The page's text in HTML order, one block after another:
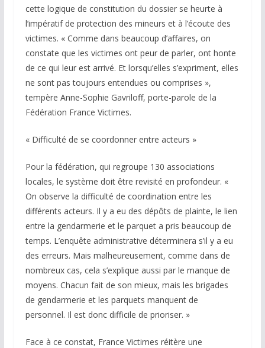
cette logique de constitution du dossier se heurte à
l’impératif de protection des mineurs et à l’écoute des
victimes. « Comme dans beaucoup d’affaires, on
constate que les victimes ont peur de parler, ont honte
de ce qui leur est arrivé. Et lorsqu’elles s’expriment, elles
ne sont pas toujours entendues ou comprises »,
tempère Anne-Sophie Gavriloff, porte-parole de la
Fédération France Victimes.
« Difficulté de se coordonner entre acteurs »
Pour la fédération, qui regroupe 130 associations
locales, le système doit être revisité en profondeur. «
On observe la difficulté de coordination entre les
différents acteurs. Il y a eu des dépôts de plainte, le lien
entre la gendarmerie et le parquet a pris beaucoup de
temps. L’enquête administrative déterminera s’il y a eu
des erreurs. Mais malheureusement, comme dans de
nombreux cas, cela s’explique aussi par le manque de
moyens. Chacun fait de son mieux, mais les brigades
de gendarmerie et les parquets manquent de
personnel. Il est donc difficile de prioriser. »
Face à ce constat, France Victimes réitère une